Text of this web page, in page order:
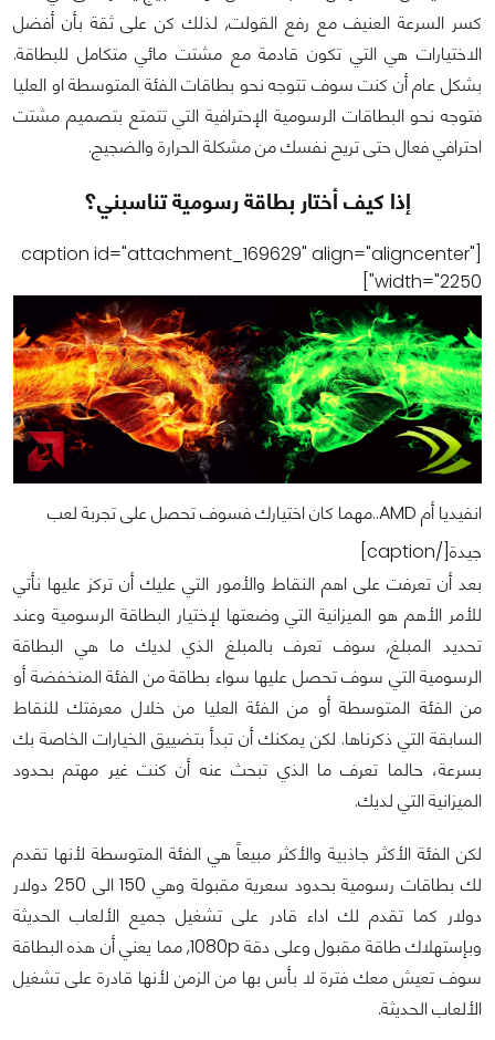
كسر السرعة العنيف مع رفع القولت, لذلك كن على ثقة بأن أفضل
الاختيارات هي التي تكون قادمة مع مشتت مائي متكامل للبطاقة.
بشكل عام أن كنت سوف تتوجه نحو بطاقات الفئة المتوسطة او العليا
فتوجه نحو البطاقات الرسومية الإحترافية التي تتمتع بتصميم مشتت
احترافي فعال حتى تريح نفسك من مشكلة الحرارة والضجيج.
إذا كيف أختار بطاقة رسومية تناسبني؟
[caption id="attachment_169629" align="aligncenter"
width="2250"]
انفيديا أم AMD..مهما كان اختيارك فسوف تحصل على تجربة لعب
جيدة[/caption]
بعد أن تعرفت على اهم النقاط والأمور التي عليك أن تركز عليها نأتي
للأمر الأهم هو الميزانية التي وضعتها لإختيار البطاقة الرسومية وعند
تحديد المبلغ, سوف تعرف بالمبلغ الذي لديك ما هي البطاقة
الرسومية التي سوف تحصل عليها سواء بطاقة من الفئة المنخفضة أو
من الفئة المتوسطة أو من الفئة العليا من خلال معرفتك للنقاط
السابقة التي ذكرناها. لكن يمكنك أن تبدأ بتضييق الخيارات الخاصة بك
بسرعة، حالما تعرف ما الذي تبحث عنه أن كنت غير مهتم بحدود
الميزانية التي لديك.
لكن الفئة الأكثر جاذبية والأكثر مبيعاً هي الفئة المتوسطة لأنها تقدم
لك بطاقات رسومية بحدود سعرية مقبولة وهي 150 الى 250 دولار
دولار كما تقدم لك اداء قادر على تشغيل جميع الألعاب الحديثة
وبإستهلاك طاقة مقبول وعلى دقة 1080p, مما يعني أن هذه البطاقة
سوف تعيش معك فترة لا بأس بها من الزمن لأنها قادرة على تشغيل
الألعاب الحديثة.